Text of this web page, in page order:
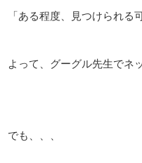
「ある程度、見つけられる
よって、グーグル先生でネ
でも、、、